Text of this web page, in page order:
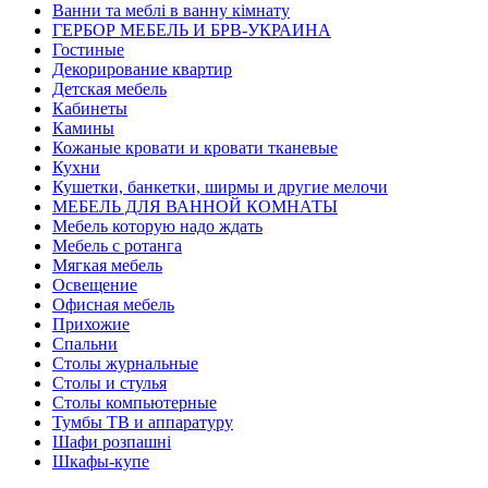
Ванни та меблі в ванну кімнату
ГЕРБОР МЕБЕЛЬ И БРВ-УКРАИНА
Гостиные
Декорирование квартир
Детская мебель
Кабинеты
Камины
Кожаные кровати и кровати тканевые
Кухни
Кушетки, банкетки, ширмы и другие мелочи
МЕБЕЛЬ ДЛЯ ВАННОЙ КОМНАТЫ
Мебель которую надо ждать
Мебель с ротанга
Мягкая мебель
Освещение
Офисная мебель
Прихожие
Спальни
Столы журнальные
Столы и стулья
Столы компьютерные
Тумбы ТВ и аппаратуру
Шафи розпашні
Шкафы-купе